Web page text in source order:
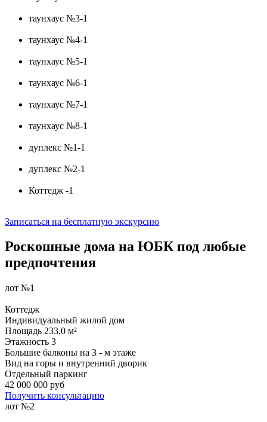
таунхаус №3-1
таунхаус №4-1
таунхаус №5-1
таунхаус №6-1
таунхаус №7-1
таунхаус №8-1
дуплекс №1-1
дуплекс №2-1
Коттедж -1
Записаться на бесплатную экскурсию
Роскошные дома на ЮБКпод любые
предпочтения
лот №1
Коттедж
Индивидуальный жилой дом
Площадь 233,0 м²
Этажность 3
Большие балконы на 3 - м этаже
Вид на горы и внутренний дворик
Отдельный паркинг
42 000 000 руб
Получить консультацию
лот №2